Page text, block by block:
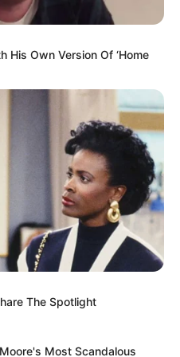
habló esposo de
10/09/2024
His Own Version Of ‘Home
The Spotlight
Most Scandalous